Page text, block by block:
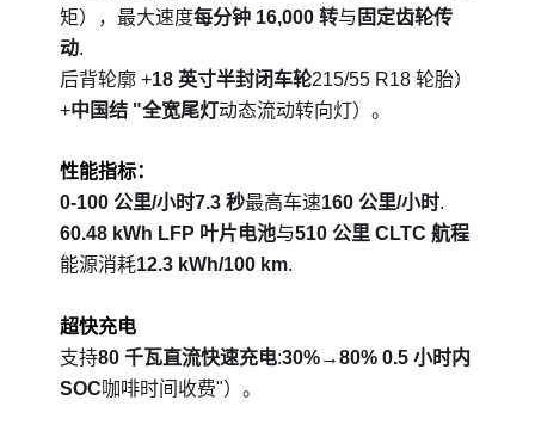
矩），最大速度每分钟 16,000 转与 固定齿轮传
动.
后背轮廓 +18 英寸半封闭车轮215/55 R18 轮胎）
+中国结 "全宽尾灯动态流动转向灯）。
性能指标：
0-100 公里/小时7.3 秒最高车速160 公里/小时.
60.48 kWh LFP 叶片电池与510 公里 CLTC 航程
能源消耗12.3 kWh/100 km.
超快充电
支持80 千瓦直流快速充电:30%→80% 0.5 小时内
SOC咖啡时间收费"）。